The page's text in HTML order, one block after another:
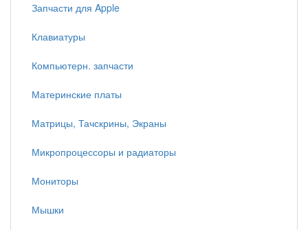
Запчасти для Apple
Клавиатуры
Компьютерн. запчасти
Материнские платы
Матрицы, Тачскрины, Экраны
Микропроцессоры и радиаторы
Мониторы
Мышки